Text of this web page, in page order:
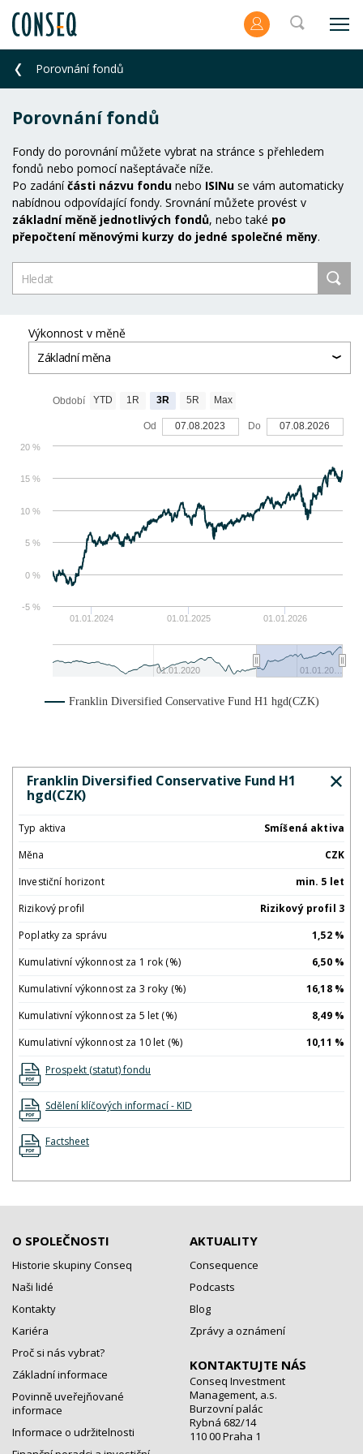
Porovnání fondů
Porovnání fondů
Fondy do porovnání můžete vybrat na stránce s přehledem
fondů nebo pomocí našeptávače níže.
Po zadáníčásti názvu fondu nebo ISINu se vám automaticky
nabídnou odpovídající fondy. Srovnání můžete provést v
základní měně jednotlivých fondů, nebo také po
přepočtení měnovými kurzy do jedné společné měny.
Výkonnost v měně
Základní měna
01.01.2024 01.01.2025 01.01.2026
01.01.2020 01.01.20…
-5 %
0 %
5 %
10 %
15 %
20 %
Období YTD 1R 3R 5R Max
Od 07.08.2023 Do 07.08.2026
Franklin Diversified Conservative Fund H1 hgd(CZK)
Franklin Diversified Conservative Fund H1
hgd(CZK)
Typ aktiva
Smíšená aktiva
Měna
CZK
Investiční horizont
min. 5 let
Rizikový profil
Rizikový profil 3
Poplatky za správu
1,52 %
Kumulativní výkonnost za 1 rok (%)
6,50 %
Kumulativní výkonnost za 3 roky (%)
16,18 %
Kumulativní výkonnost za 5 let (%)
8,49 %
Kumulativní výkonnost za 10 let (%)
10,11 %
Prospekt (statut) fondu
Sdělení klíčových informací - KID
Factsheet
O SPOLEČNOSTI
Historie skupiny Conseq
Naši lidé
Kontakty
Kariéra
Proč si nás vybrat?
Základní informace
Povinně uveřejňované
informace
Informace o udržitelnosti
AKTUALITY
Consequence
Podcasts
Blog
Zprávy a oznámení
KONTAKTUJTE NÁS
Conseq Investment
Management, a.s.
Burzovní palác
Rybná 682/14
110 00 Praha 1